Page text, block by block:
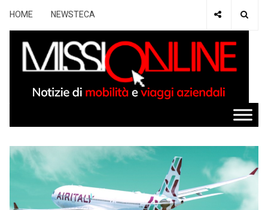
HOME NEWSTECA